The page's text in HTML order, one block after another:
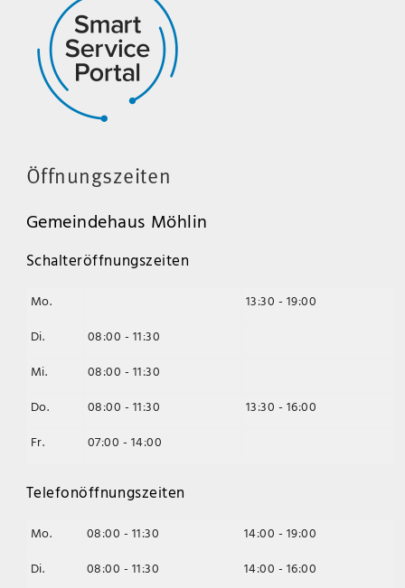
Öffnungszeiten
Gemeindehaus Möhlin
Schalteröffnungszeiten
Mo.
13:30 - 19:00
Di.
08:00 - 11:30
Mi.
08:00 - 11:30
Do.
08:00 - 11:30
13:30 - 16:00
Fr.
07:00 - 14:00
Telefonöffnungszeiten
Mo. 08:00 - 11:30
14:00 - 19:00
Di.
08:00 - 11:30
14:00 - 16:00